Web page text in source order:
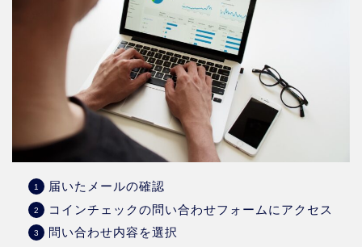
届いたメールの確認
コインチェックの問い合わせフォームにアクセス
問い合わせ内容を選択